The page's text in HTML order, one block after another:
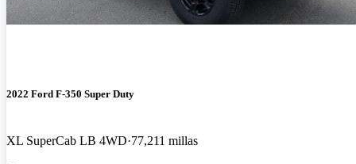
2022 Ford F-350 Super Duty
XL SuperCab LB 4WD 77,211 millas